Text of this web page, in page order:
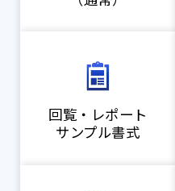
回覧・レポート
サンプル書式